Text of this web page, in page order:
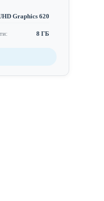
Graphics 620
8 ГБ